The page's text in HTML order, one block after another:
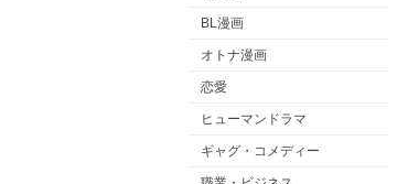
BL漫画
オトナ漫画
恋愛
ヒューマンドラマ
ギャグ・コメディー